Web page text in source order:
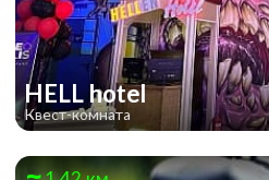
HELL hotel
Квест-комната